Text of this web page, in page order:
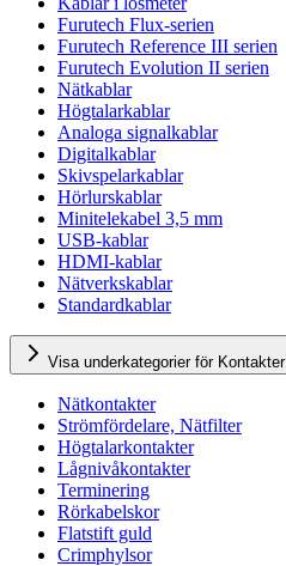
Furutech Flux-serien
Furutech Reference III serien
Furutech Evolution II serien
Nätkablar
Högtalarkablar
Analoga signalkablar
Digitalkablar
Skivspelarkablar
Hörlurskablar
Minitelekabel 3,5 mm
USB-kablar
HDMI-kablar
Nätverkskablar
Standardkablar
Visa underkategorier för Kontakter
Nätkontakter
Strömfördelare, Nätfilter
Högtalarkontakter
Lågnivåkontakter
Terminering
Rörkabelskor
Flatstift guld
Crimphylsor